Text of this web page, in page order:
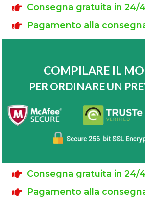
Consegna gratuita in 24/
Pagamento alla
COMPILARE IL
PER ORDINARE UN
Consegna gratuita in 24/
Pagamento alla